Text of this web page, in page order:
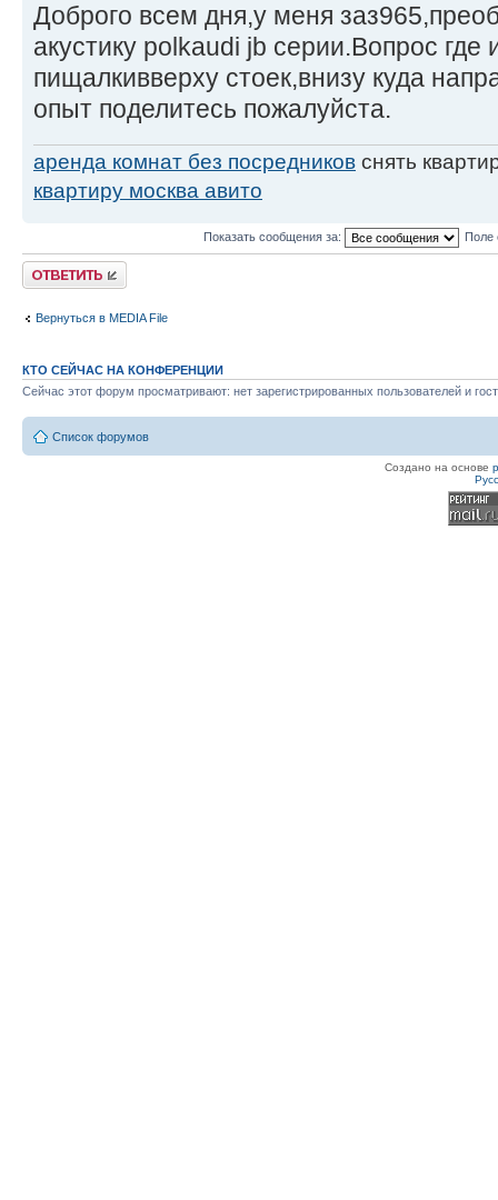
Доброго всем дня,у меня
акустику polkaudi jb серии.Вопрос где
пищалкивверху стоек,внизу куда
опыт поделитесь пожалуйста.
аренда комнат без посредников снять
квартиру москва авито
Показать сообщения за: Поле
Ответить
Вернуться в MEDIA File
КТО СЕЙЧАС НА КОНФЕРЕНЦИИ
Сейчас этот форум просматривают: нет зарегистрированных пользователей и
Список форумов
Создано на основе